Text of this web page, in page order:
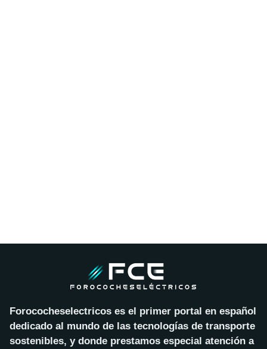
Forococheselectricos es el primer portal en español
dedicado al mundo de las tecnologías de transporte
sostenibles, y donde prestamos especial atención a